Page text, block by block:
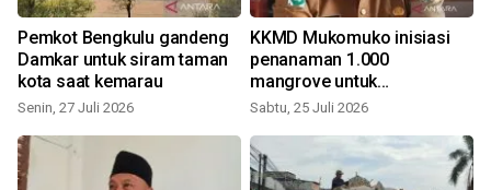
Pemkot Bengkulu gandeng
Damkar untuk siram taman
kota saat kemarau
Senin, 27 Juli 2026
KKMD Mukomuko inisiasi
penanaman 1.000
mangrove untuk
penghijauan lingkungan
Sabtu, 25 Juli 2026